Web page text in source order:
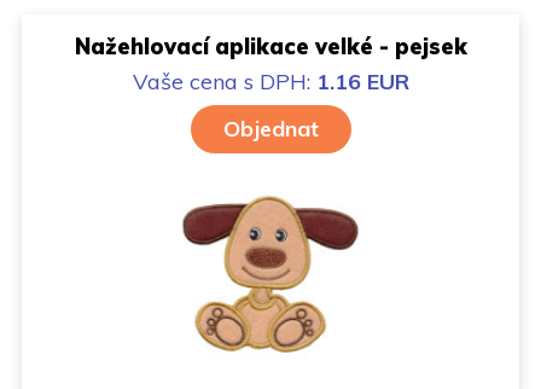
Nažehlovací aplikace velké - pejsek
Vaše cena s DPH: 1.16 EUR
Objednat